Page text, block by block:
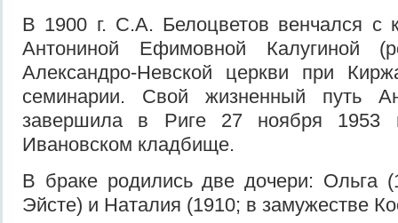
В 1900 г. С.А. Белоцветов венчался с
Антониной Ефимовной Калугиной
Александро-Невской церкви при
семинарии. Свой жизненный путь
завершила в Риге 27 ноября 1953
Ивановском кладбище.
В браке родились две дочери: Ольга
Эйсте) и Наталия (1910; в замужестве